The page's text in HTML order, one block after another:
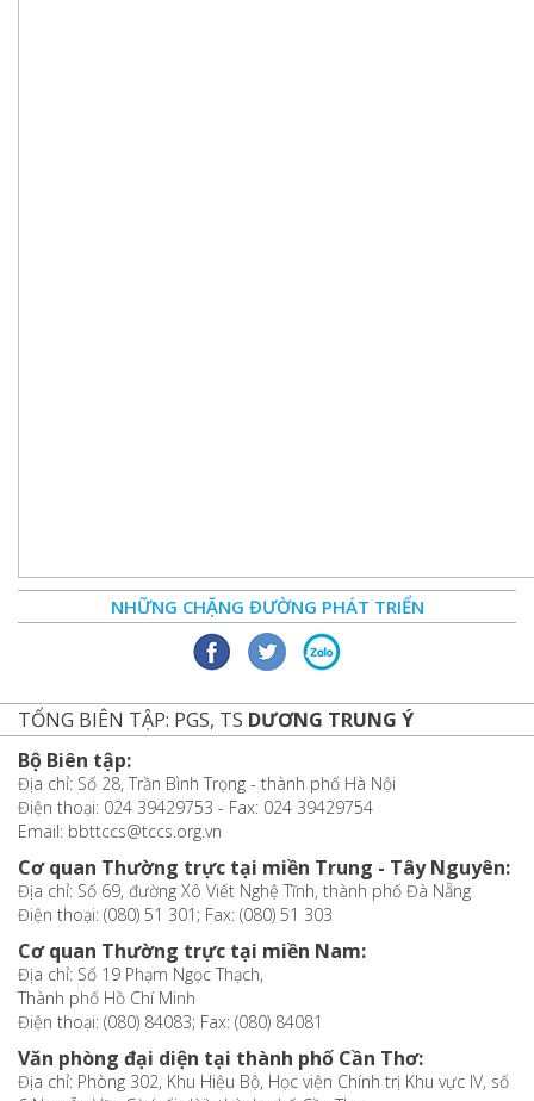
NHỮNG CHẶNG ĐƯỜNG PHÁT TRIỂN
TỔNG BIÊN TẬP: PGS, TS DƯƠNG TRUNG Ý
Bộ Biên tập:
Địa chỉ: Số 28, Trần Bình Trọng - thành phố Hà Nội
Điện thoại: 024 39429753 - Fax: 024 39429754
Email: bbttccs@tccs.org.vn
Cơ quan Thường trực tại miền Trung - Tây Nguyên:
Địa chỉ: Số 69, đường Xô Viết Nghệ Tĩnh, thành phố Đà Nẵng
Điện thoại: (080) 51 301; Fax: (080) 51 303
Cơ quan Thường trực tại miền Nam:
Địa chỉ: Số 19 Phạm Ngọc Thạch,
Thành phố Hồ Chí Minh
Điện thoại: (080) 84083; Fax: (080) 84081
Văn phòng đại diện tại thành phố Cần Thơ:
Địa chỉ: Phòng 302, Khu Hiệu Bộ, Học viện Chính trị Khu vực IV, số